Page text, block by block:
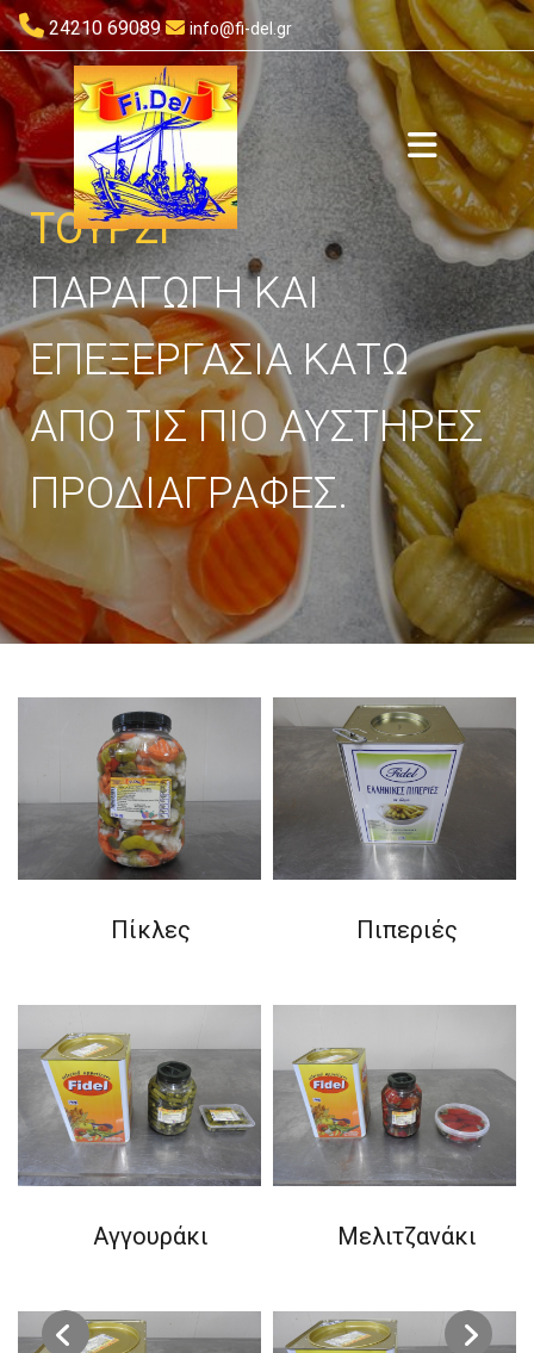
 24210 69089  info@fi-del.gr
ΤΟΥΡΣΙ
ΠΑΡΑΓΩΓΉ ΚΑΙ
ΕΠΕΞΕΡΓΑΣΊΑ ΚΆΤΩ
ΑΠΌ ΤΙΣ ΠΙΟ ΑΥΣΤΗΡΈΣ
ΠΡΟΔΙΑΓΡΑΦΈΣ.
Πίκλες Πιπεριές
Αγγουράκι Μελιτζανάκι